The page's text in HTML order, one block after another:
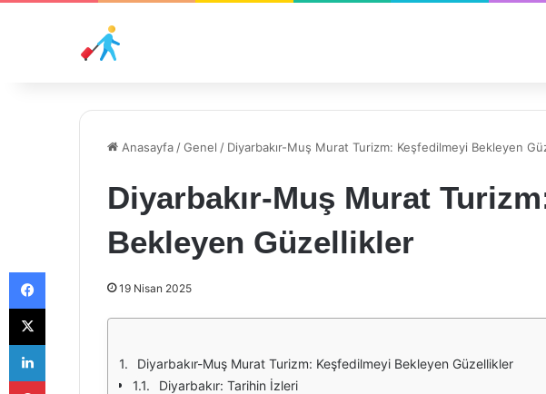
Anasayfa /Genel / Diyarbakır-Muş Murat Turizm: Keşfedilmeyi Bekleyen
Diyarbakır-Muş Murat
Bekleyen Güzellikler
19 Nisan 2025
Diyarbakır-Muş Murat Turizm: Keşfedilmeyi Bekleyen Güzellikler
Diyarbakır: Tarihin İzleri
Facebook
X
LinkedIn
Pinterest